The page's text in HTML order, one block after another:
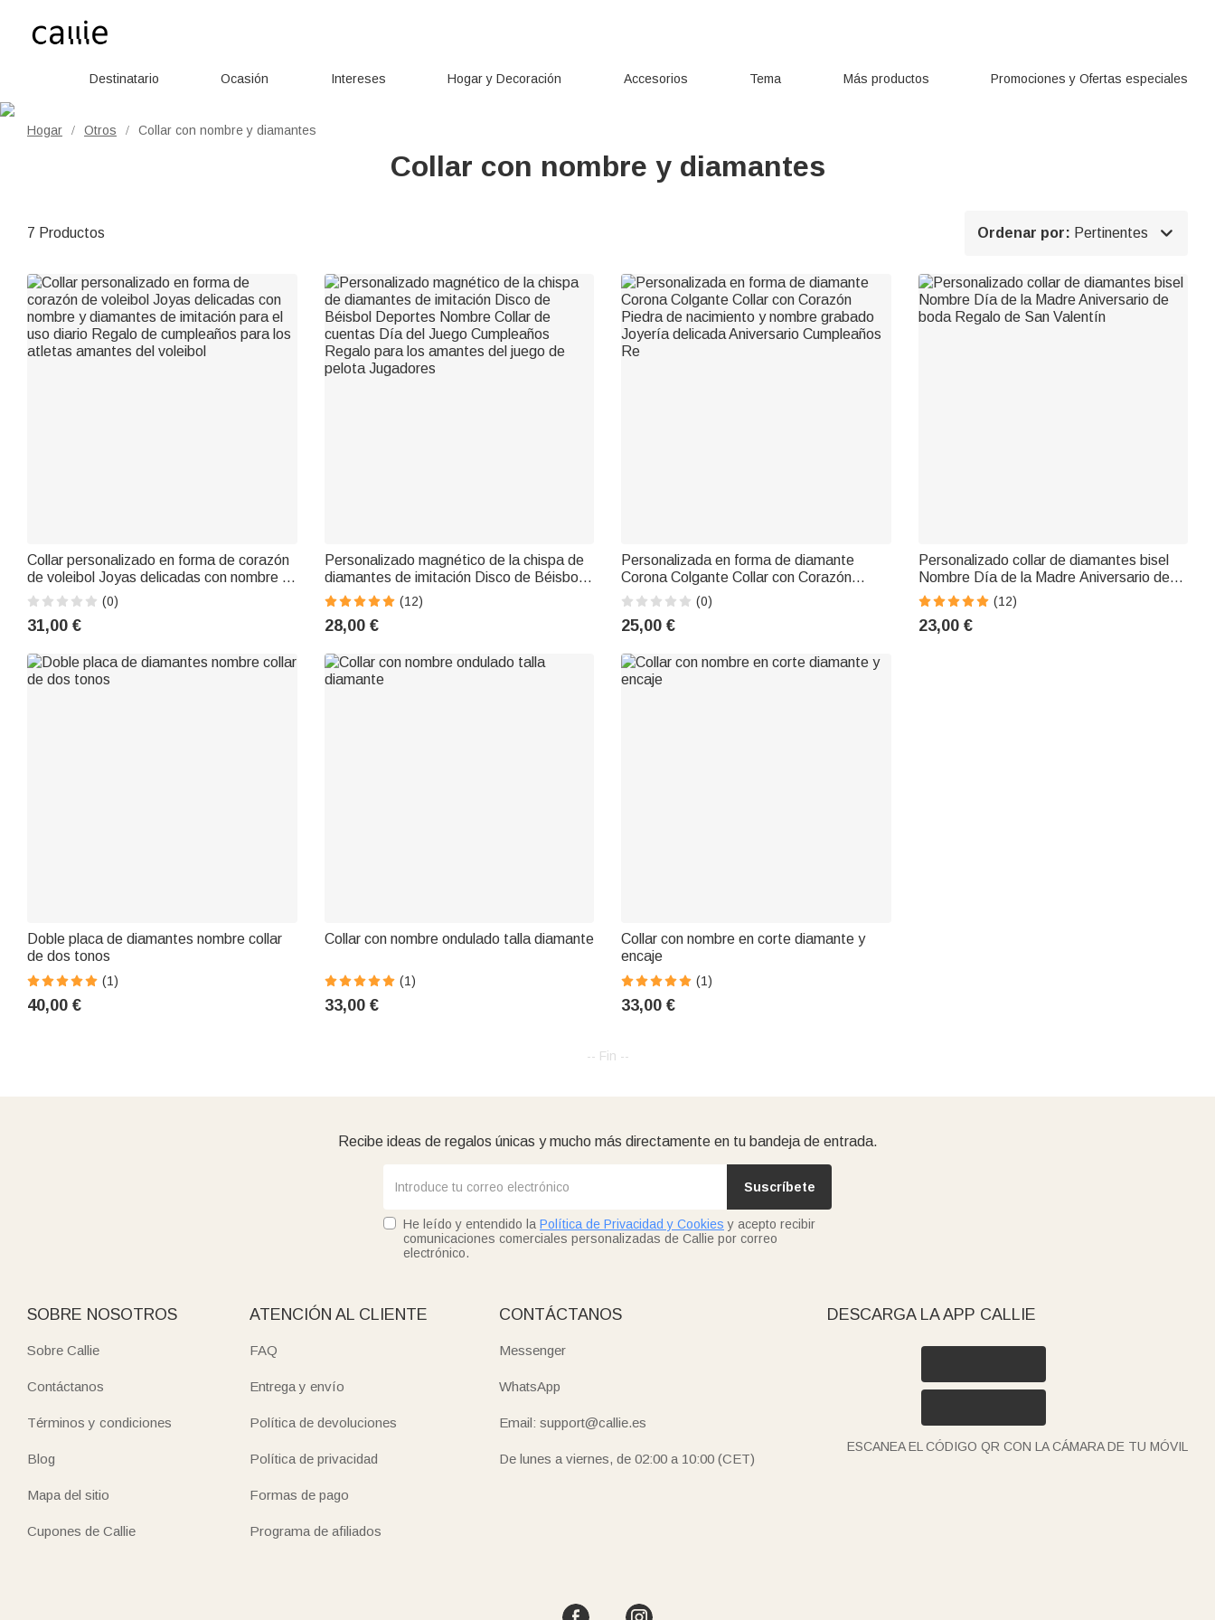
Destinatario Ocasión Intereses Hogar y Decoración Accesorios Tema Más productos Promociones y Ofertas especiales
Hogar / Otros / Collar con nombre y diamantes
Collar con nombre y diamantes
7 Productos Ordenar por: Pertinentes 
Collar personalizado en forma de corazón
de voleibol Joyas delicadas con nombre y
diamantes de imitación para el uso diario
Regalo de cumpleaños para los atletas
amantes del voleibol
(0)
31,00 €
Personalizado magnético de la chispa de
diamantes de imitación Disco de Béisbol
Deportes Nombre Collar de cuentas Día
del Juego Cumpleaños Regalo para los
amantes del juego de pelota Jugadores
(12)
28,00 €
Personalizada en forma de diamante
Corona Colgante Collar con Corazón
Piedra de nacimiento y nombre grabado
Joyería delicada Aniversario Cumpleaños
Re
(0)
25,00 €
Personalizado collar de diamantes bisel
Nombre Día de la Madre Aniversario de
boda Regalo de San Valentín
(12)
23,00 €
Doble placa de diamantes nombre collar
de dos tonos
(1)
40,00 €
Collar con nombre ondulado talla diamante
(1)
33,00 €
Collar con nombre en corte diamante y
encaje
(1)
33,00 €
-- Fin --
Recibe ideas de regalos únicas y mucho más directamente en tu bandeja de entrada.
Suscríbete
He leído y entendido la Política de Privacidad y Cookies y acepto recibir
comunicaciones comerciales personalizadas de Callie por correo
electrónico.
SOBRE NOSOTROS
Sobre Callie
Contáctanos
Términos y condiciones
Blog
Mapa del sitio
Cupones de Callie
ATENCIÓN AL CLIENTE
FAQ
Entrega y envío
Política de devoluciones
Política de privacidad
Formas de pago
Programa de afiliados
CONTÁCTANOS
Messenger
WhatsApp
Email: support@callie.es
De lunes a viernes, de 02:00 a 10:00 (CET)
DESCARGA LA APP CALLIE
ESCANEA EL CÓDIGO QR CON LA CÁMARA DE TU MÓVIL